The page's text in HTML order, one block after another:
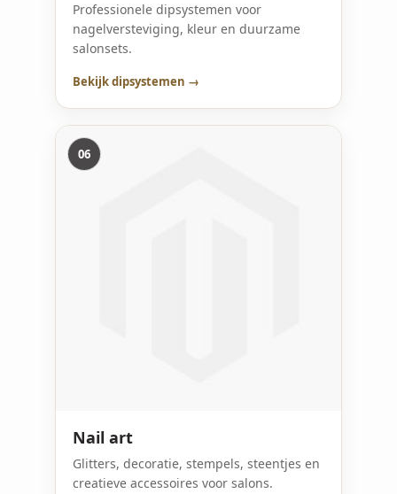
Professionele dipsystemen voor
nagelversteviging, kleur en duurzame
salonsets.
Bekijk dipsystemen →
06
Nail art
Glitters, decoratie, stempels, steentjes en
creatieve accessoires voor salons.